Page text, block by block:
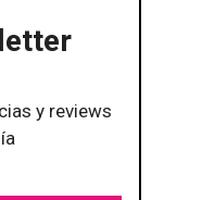
y reviews